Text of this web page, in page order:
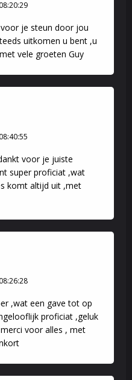
je steun door jou
uitkomen u bent ,u
vele groeten Guy
voor je juiste
super proficiat ,wat
komt altijd uit ,met
,wat een gave tot op
proficiat ,geluk
voor alles , met